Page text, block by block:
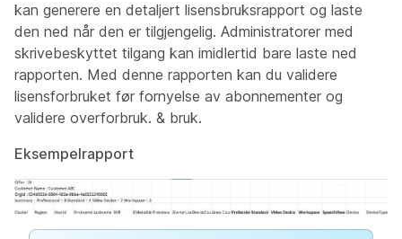
kan generere en detaljert lisensbruksrapport og laste
den ned når den er tilgjengelig. Administratorer med
skrivebeskyttet tilgang kan imidlertid bare laste ned
rapporten. Med denne rapporten kan du validere
lisensforbruket før fornyelse av abonnementer og
validere overforbruk. & bruk.
Eksempelrapport